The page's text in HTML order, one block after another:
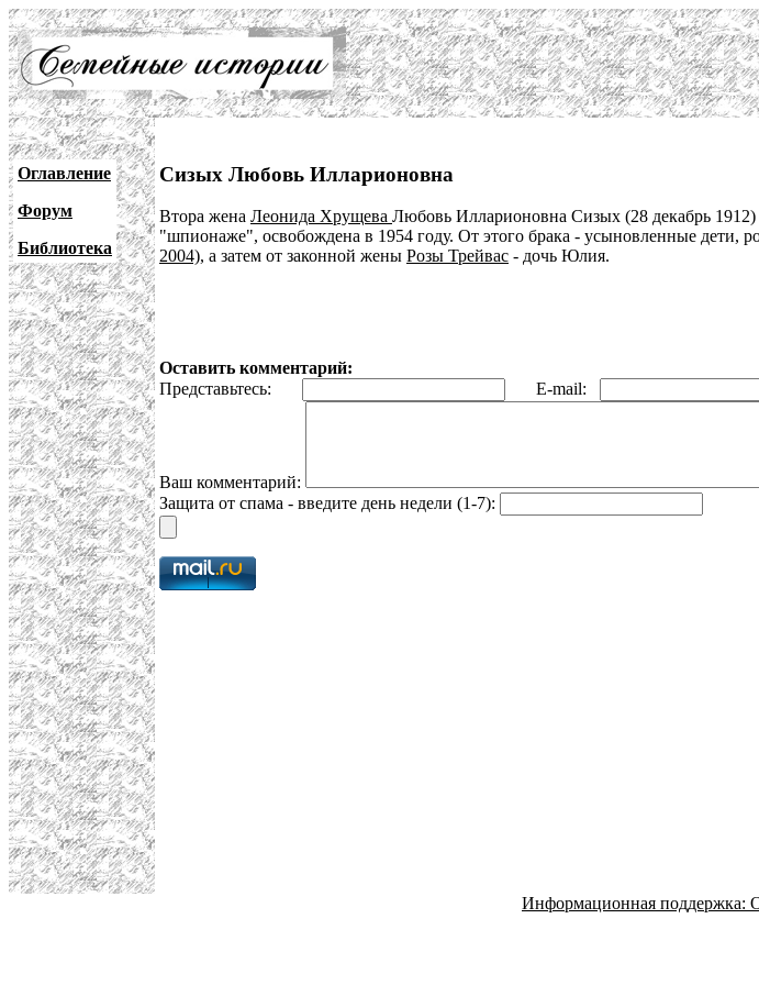
Оглавление
Форум
Библиотека
Сизых Любовь Илларионовна
Втора жена Леонида Хрущева Любовь Илларионовна Сизых (28 декабрь
"шпионаже", освобождена в 1954 году. От этого брака - усыновленные дети,
2004), а затем от законной жены Розы Трейвас - дочь Юлия.
Оставить комментарий:
Представьтесь:
E-mail:
Ваш комментарий:
Защита от спама - введите день недели (1-7):
Информационная поддержка: